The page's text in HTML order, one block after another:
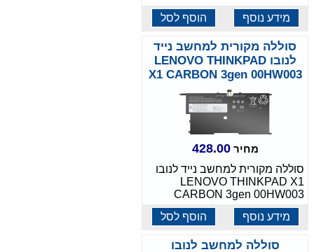
מידע נוסף הוסף לסל
סוללה מקורית למחשב נייד
לנובו LENOVO THINKPAD
X1 CARBON 3gen 00HW003
מחיר428.00
סוללה מקורית למחשב נייד לנובו
LENOVO THINKPAD X1
CARBON 3gen 00HW003
מידע נוסף
הוסף לסל
סוללה למחשב לנובו